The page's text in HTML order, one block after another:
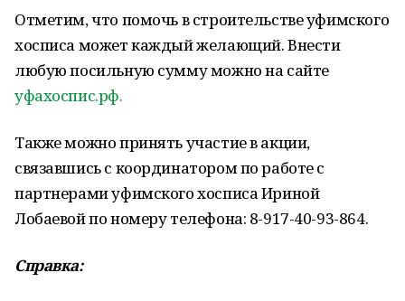
Отметим, что помочь в строительстве уфимского
хосписа может каждый желающий. Внести
любую посильную сумму можно на сайте
уфахоспис.рф.
Также можно принять участие в акции,
связавшись с координатором по работе с
партнерами уфимского хосписа Ириной
Лобаевой по номеру телефона: 8-917-40-93-864.
Справка: